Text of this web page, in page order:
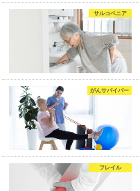
サルコペニア
がんサバイバー
フレイル